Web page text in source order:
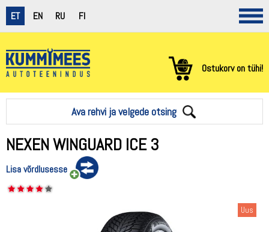
ET EN RU FI
Ostukorv on tühi!
Ava rehvi ja velgede otsing
NEXEN WINGUARD ICE 3
Lisa võrdlusesse
Uus